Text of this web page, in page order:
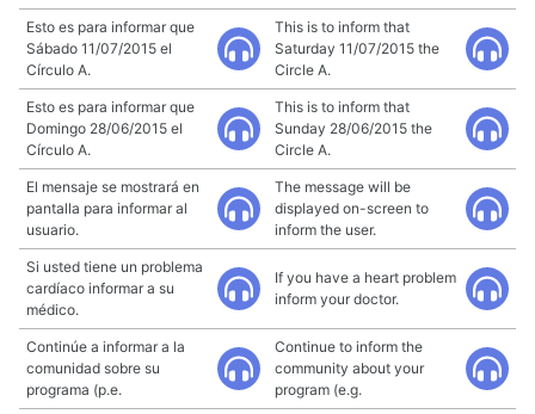
Esto es para informar que
Sábado 11/07/2015 el
Círculo A.
This is to inform that
Saturday 11/07/2015 the
Circle A.
Esto es para informar que
Domingo 28/06/2015 el
Círculo A.
This is to inform that
Sunday 28/06/2015 the
Circle A.
El mensaje se mostrará en
pantalla para informar al
usuario.
The message will be
displayed on-screen to
inform the user.
Si usted tiene un problema
cardíaco informar a su
médico.
If you have a heart problem
inform your doctor.
Continúe a informar a la
comunidad sobre su
programa (p.e.
Continue to inform the
community about your
program (e.g.